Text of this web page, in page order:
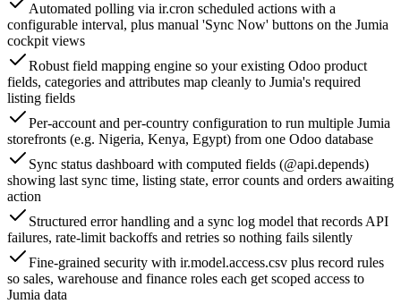
Automated polling via ir.cron scheduled actions with a
configurable interval, plus manual 'Sync Now' buttons on the Jumia
cockpit views
Robust field mapping engine so your existing Odoo product
fields, categories and attributes map cleanly to Jumia's required
listing fields
Per-account and per-country configuration to run multiple Jumia
storefronts (e.g. Nigeria, Kenya, Egypt) from one Odoo database
Sync status dashboard with computed fields (@api.depends)
showing last sync time, listing state, error counts and orders awaiting
action
Structured error handling and a sync log model that records API
failures, rate-limit backoffs and retries so nothing fails silently
Fine-grained security with ir.model.access.csv plus record rules
so sales, warehouse and finance roles each get scoped access to
Jumia data